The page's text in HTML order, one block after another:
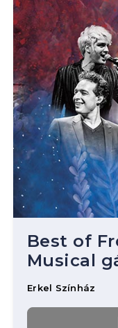
Best of
Musical
Erkel Színház